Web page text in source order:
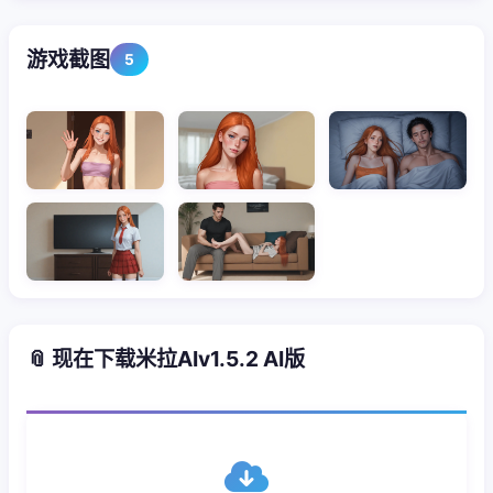
游戏截图 5
📎 现在下载米拉AIv1.5.2 AI版